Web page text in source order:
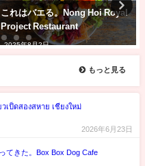
これはバエる。Nong Hoi Royal
Project Restaurant
2025年8月2日
もっと見る
2026年6月23日
เป็ดสองสหาย เชียงใหม่
てきた。Box Box Dog Cafe